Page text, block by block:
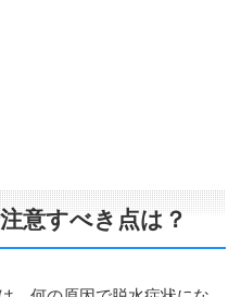
意すべき点は？